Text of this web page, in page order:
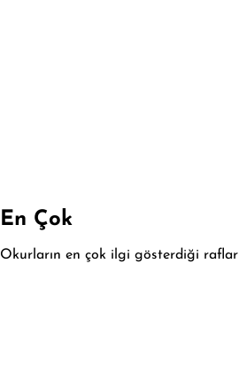
En Çok
Okurların en çok ilgi gösterdiği raflar